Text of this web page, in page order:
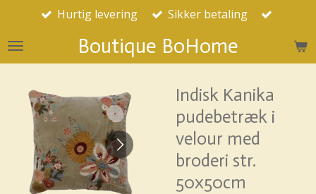
Spring
hovedindhold Boutique BoHome
Hurtig levering Sikker betaling
Indisk Kanika
pudebetræk i
velour med
broderi str.
50x50cm